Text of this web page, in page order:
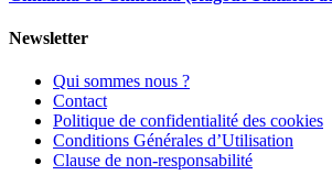
Newsletter
Qui sommes nous ?
Contact
Politique de confidentialité des cookies
Conditions Générales d’Utilisation
Clause de non-responsabilité